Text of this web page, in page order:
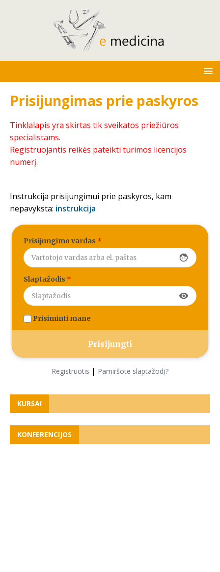
Prisijungimas prie paskyros
Tinklalapis yra skirtas tik sveikatos priežiūros
specialistams.
Registruojantis reikės pateikti turimos licencijos
numerį.
Instrukcija prisijungimui prie paskyros, kam
nepavyksta: instrukcija
Prisijungimo vardas *
face
Slaptažodis *
visibility
Prisiminti mane
Registruotis | Pamiršote slaptažodį?
KURSAI
KONFERENCIJOS